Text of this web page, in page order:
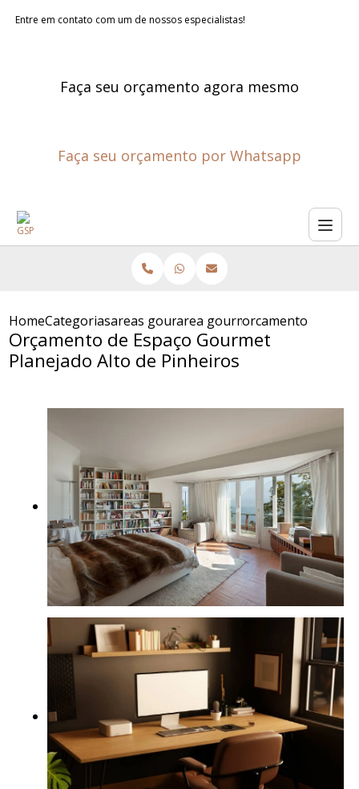
Entre em contato com um de nossos especialistas!
Faça seu orçamento agora mesmo
Faça seu orçamento por Whatsapp
HomeCategoriasareas gourmet planejadas
area gourmet planejada
orcamento de
Orçamento de Espaço Gourmet
Planejado Alto de Pinheiros